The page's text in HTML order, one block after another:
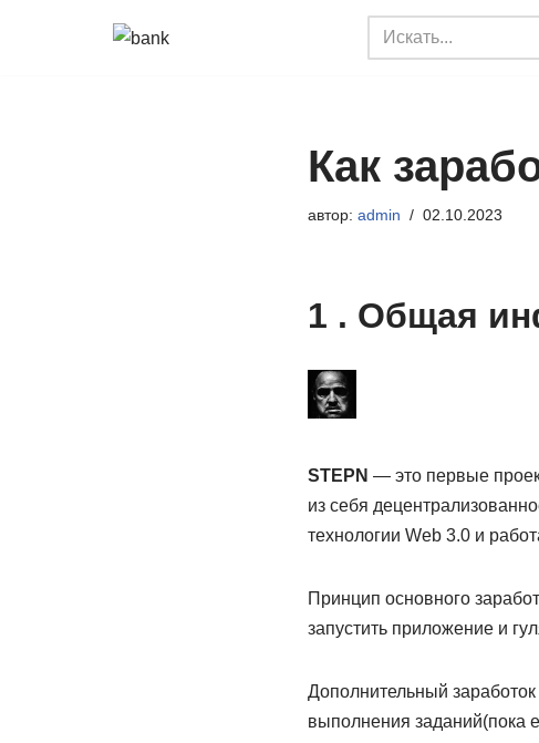
Как
автор: admin 02.10.2023
1 . Общая
STEPN — это первые
из себя
технологии Web 3.0 и
Принцип основного
запустить приложение и
Дополнительный
выполнения заданий(пока